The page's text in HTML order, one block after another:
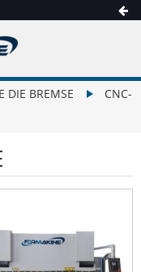
DIE BREMSE
CNC-